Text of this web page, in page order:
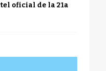
oficial de la 21a